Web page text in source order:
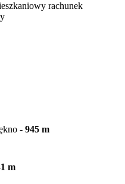
rachunek
- 945m
m